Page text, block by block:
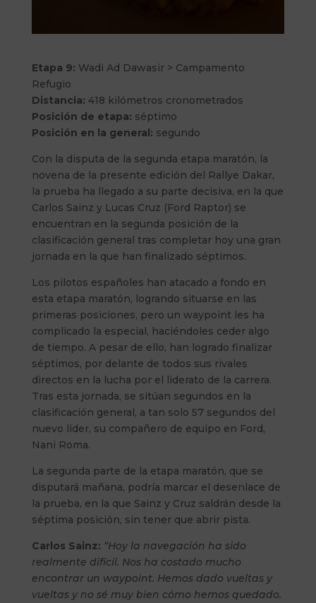
Etapa 9: Wadi Ad Dawasir > Campamento
Refugio
Distancia: 418 kilómetros cronometrados
Posición de etapa: séptimo
Posición en la general: segundo
Con la disputa de la segunda etapa maratón, la
novena de la presente edición del Rallye Dakar,
la prueba ha llegado a su parte decisiva, en la que
Carlos Sainz y Lucas Cruz (Ford Raptor) se
encuentran en la segunda posición de la
clasificación general tras completar hoy una gran
jornada en la que han finalizado séptimos.
Los pilotos españoles han atacado a fondo en
esta etapa maratón, logrando situarse en las
primeras posiciones, pero un waypoint les ha
complicado la especial, haciéndoles ceder algo
de tiempo. A pesar de ello, han logrado finalizar
séptimos, por delante de todos sus rivales
directos en la lucha por el liderato de la carrera.
Tras esta jornada, se sitúan segundos en la
clasificación general, a tan solo 57 segundos del
nuevo líder, su compañero de equipo en Ford,
Nani Roma.
La segunda parte de la etapa maratón, que se
disputará mañana, podría marcar el desenlace de
la prueba, en la que Sainz y Cruz saldrán desde la
séptima posición, sin tener que abrir pista.
Carlos Sainz: “Hoy la navegación ha sido
realmente difícil. Nos ha costado mucho
encontrar un waypoint. Hemos dado vueltas y
vueltas y no sé muy bien cómo hemos quedado.